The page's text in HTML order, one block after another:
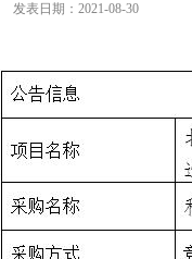
发表日期： 2021-08-30